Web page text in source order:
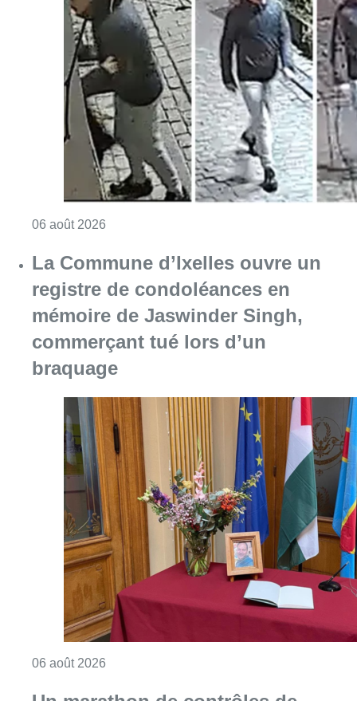
06 août 2026 Consulter l'article "La police lance un avis
La Commune d’Ixelles ouvre un
registre de condoléances en
mémoire de Jaswinder Singh,
commerçant tué lors d’un
braquage
06 août 2026 Consulter l'article "La Commune d’Ixelles
Un marathon de contrôles de
vitesse organisé ce week-end